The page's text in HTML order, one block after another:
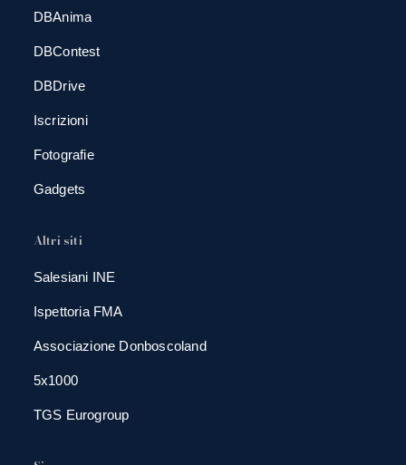
DBAnima
DBContest
DBDrive
Iscrizioni
Fotografie
Gadgets
Altri siti
Salesiani INE
Ispettoria FMA
Associazione Donboscoland
5x1000
TGS Eurogroup